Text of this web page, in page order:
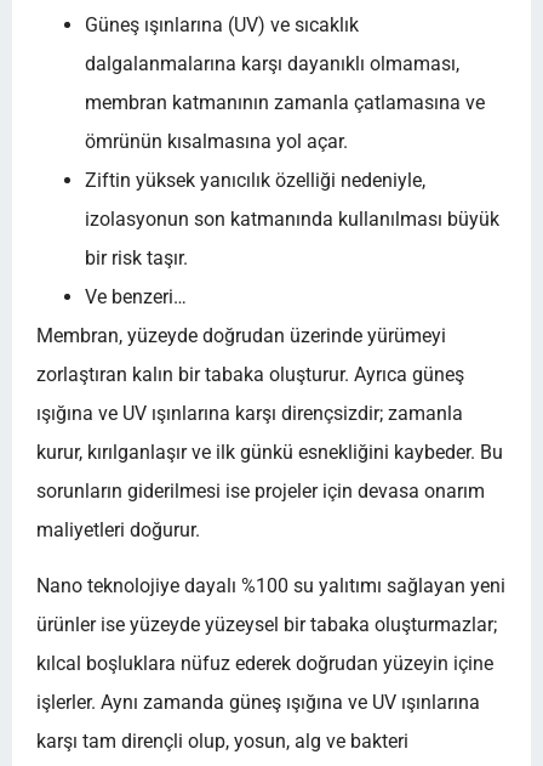
Güneş ışınlarına (UV) ve sıcaklık
dalgalanmalarına karşı dayanıklı olmaması,
membran katmanının zamanla çatlamasına ve
ömrünün kısalmasına yol açar.
Ziftin yüksek yanıcılık özelliği nedeniyle,
izolasyonun son katmanında kullanılması büyük
bir risk taşır.
Ve benzeri…
Membran, yüzeyde doğrudan üzerinde yürümeyi
zorlaştıran kalın bir tabaka oluşturur. Ayrıca güneş
ışığına ve UV ışınlarına karşı dirençsizdir; zamanla
kurur, kırılganlaşır ve ilk günkü esnekliğini kaybeder. Bu
sorunların giderilmesi ise projeler için devasa onarım
maliyetleri doğurur.
Nano teknolojiye dayalı %100 su yalıtımı sağlayan yeni
ürünler ise yüzeyde yüzeysel bir tabaka oluşturmazlar;
kılcal boşluklara nüfuz ederek doğrudan yüzeyin içine
işlerler. Aynı zamanda güneş ışığına ve UV ışınlarına
karşı tam dirençli olup, yosun, alg ve bakteri